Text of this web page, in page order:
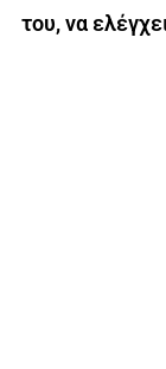
του, να